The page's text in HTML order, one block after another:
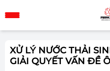
XỬ LÝ NƯỚC THẢI
GIẢI QUYẾT VẤN ĐỀ